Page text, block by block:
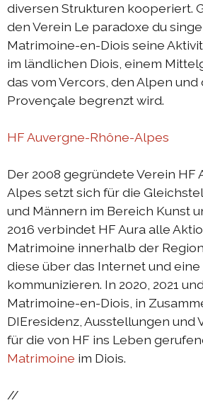
DIEresidenz Berlin Februar/
DIEresidenz Berlin Mai 2025
DIEresidenz Berlin März 2025
Sommerprogramm 2024
Austausch Die-Berlin 2024
DIEresidenz EXTRA-Lecture-
Austausch Berlin-Die 2023
Sommerprogramm 2023
DIEresidenz EXTRA-
DIEresidenz EXTRA-Theater
DIEresidenz hors les murs
Austausch Berlin-Die 2022
diversen Strukturen kooperiert.
den Verein Le paradoxe du
Matrimoine-en-Diois seine
im ländlichen Diois, einem
das vom Vercors, den Alpen und
Provençale begrenzt wird.
HF Auvergne-Rhône-Alpes
Der 2008 gegründete Verein HF
Alpes setzt sich für die
und Männern im Bereich Kunst
2016 verbindet HF ​​Aura alle
Matrimoine innerhalb der
diese über das Internet und eine
kommunizieren. In 2020, 2021
Matrimoine-en-Diois, in
DIEresidenz, Ausstellungen und
für die von HF ins Leben
Matrimoine im Diois.
//